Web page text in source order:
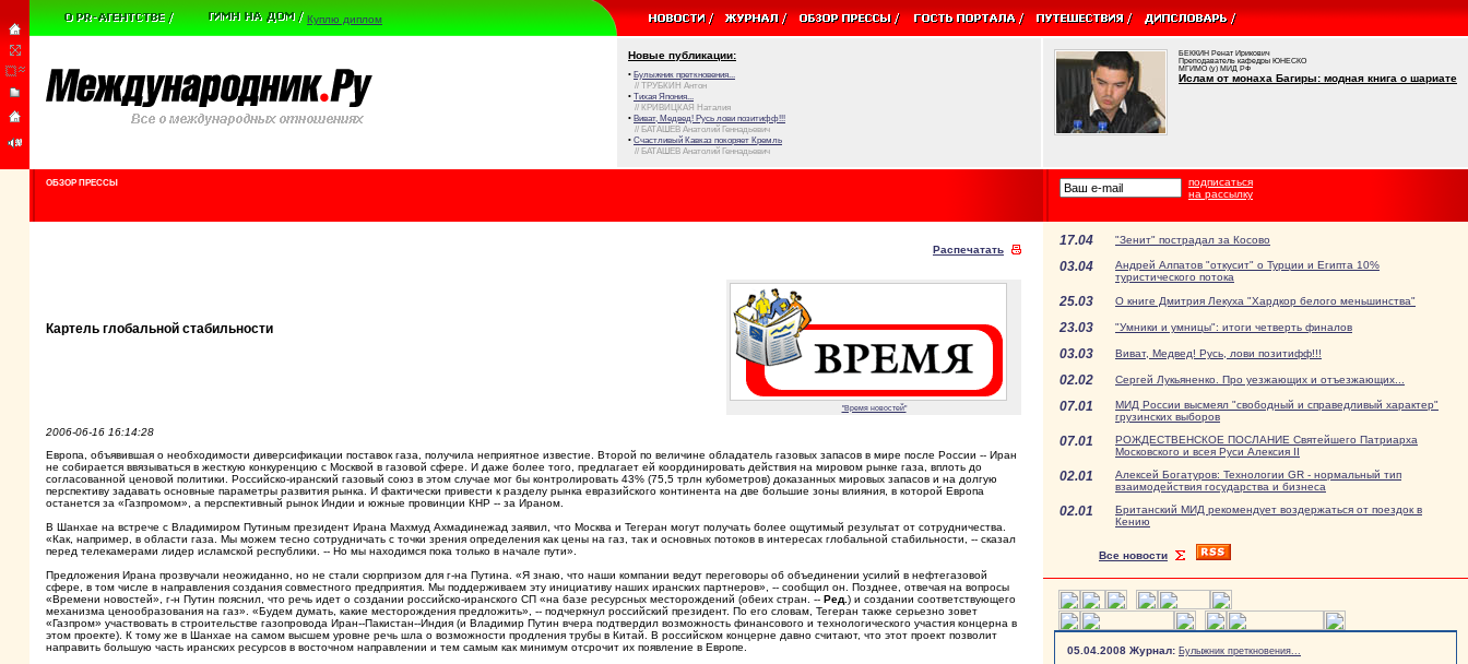
Куплю диплом
Новые публикации:
• Булыжник преткновения...
// ТРУБКИН Антон
• Тихая Япония...
// КРИВИЦКАЯ Наталия
• Виват, Медвед! Русь лови позитифф!!!
// БАТАШЕВ Анатолий Геннадьевич
• Счастливый Кавказ покоряет Кремль
// БАТАШЕВ Анатолий Геннадьевич
БЕККИН Ренат Ирикович
Преподаватель кафедры ЮНЕСКО
МГИМО (у) МИД РФ
Ислам от монаха Багиры: модная книга о шариате
ОБЗОР ПРЕССЫ
подписаться
на рассылку
Распечатать
Картель глобальной стабильности
"Время новостей"
2006-06-16 16:14:28
Европа, объявившая о необходимости диверсификации поставок газа, получила неприятное известие. Второй по величине обладатель газовых запасов в мире после России -- Иран
не собирается ввязываться в жесткую конкуренцию с Москвой в газовой сфере. И даже более того, предлагает ей координировать действия на мировом рынке газа, вплоть до
согласованной ценовой политики. Российско-иранский газовый союз в этом случае мог бы контролировать 43% (75,5 трлн кубометров) доказанных мировых запасов и на долгую
перспективу задавать основные параметры развития рынка. И фактически привести к разделу рынка евразийского континента на две большие зоны влияния, в которой Европа
останется за «Газпромом», а перспективный рынок Индии и южные провинции КНР -- за Ираном.
В Шанхае на встрече с Владимиром Путиным президент Ирана Махмуд Ахмадинежад заявил, что Москва и Тегеран могут получать более ощутимый результат от сотрудничества.
«Как, например, в области газа. Мы можем тесно сотрудничать с точки зрения определения как цены на газ, так и основных потоков в интересах глобальной стабильности, -- сказал
перед телекамерами лидер исламской республики. -- Но мы находимся пока только в начале пути».
Предложения Ирана прозвучали неожиданно, но не стали сюрпризом для г-на Путина. «Я знаю, что наши компании ведут переговоры об объединении усилий в нефтегазовой
сфере, в том числе в направления создания совместного предприятия. Мы поддерживаем эту инициативу наших иранских партнеров», -- сообщил он. Позднее, отвечая на вопросы
«Времени новостей», г-н Путин пояснил, что речь идет о создании российско-иранского СП «на базе ресурсных месторождений (обеих стран. -- Ред. ) и создании соответствующего
механизма ценообразования на газ». «Будем думать, какие месторождения предложить», -- подчеркнул российский президент. По его словам, Тегеран также серьезно зовет
«Газпром» участвовать в строительстве газопровода Иран--Пакистан--Индия (и Владимир Путин вчера подтвердил возможность финансового и технологического участия концерна в
этом проекте). К тому же в Шанхае на самом высшем уровне речь шла о возможности продления трубы в Китай. В российском концерне давно считают, что этот проект позволит
направить большую часть иранских ресурсов в восточном направлении и тем самым как минимум отсрочит их появление в Европе.
17.04 "Зенит" пострадал за Косово
03.04
Андрей Алпатов "откусит" о Турции и Египта 10%
туристического потока
25.03 О книге Дмитрия Лекуха "Хардкор белого меньшинства"
23.03 "Умники и умницы": итоги четверть финалов
03.03 Виват, Медвед! Русь, лови позитифф!!!
02.02 Сергей Лукьяненко. Про уезжающих и отъезжающих...
07.01
МИД России высмеял "свободный и справедливый характер"
грузинских выборов
07.01
РОЖДЕСТВЕНСКОЕ ПОСЛАНИЕ Святейшего Патриарха
Московского и всея Руси Алексия II
02.01
Алексей Богатуров: Технологии GR - нормальный тип
взаимодействия государства и бизнеса
02.01
Британский МИД рекомендует воздержаться от поездок в
Кению
Все новости
05.04.2008 Журнал: Булыжник преткновения...